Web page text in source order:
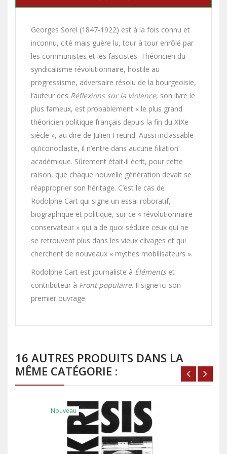
Georges Sorel (1847-1922) est à la fois connu et
inconnu, cité mais guère lu, tour à tour enrôlé par
les communistes et les fascistes. Théoricien du
syndicalisme révolutionnaire, hostile au
progressisme, adversaire résolu de la bourgeoisie,
l’auteur des Réflexions sur la violence, son livre le
plus fameux, est probablement « le plus grand
théoricien politique français depuis la fin du XIXe
siècle », au dire de Julien Freund. Aussi inclassable
qu’iconoclaste, il n’entre dans aucune filiation
académique. Sûrement était-il écrit, pour cette
raison, que chaque nouvelle génération devait se
réapproprier son héritage. C’est le cas de
Rodolphe Cart qui signe un essai roboratif,
biographique et politique, sur ce « révolutionnaire
conservateur » qui a de quoi séduire ceux qui ne
se retrouvent plus dans les vieux clivages et qui
cherchent de nouveaux « mythes mobilisateurs ».
Rodolphe Cart est journaliste à Élémentset
contributeur à Front populaire. Il signe ici son
premier ouvrage.
16 AUTRES PRODUITS DANS LA
MÊME CATÉGORIE :
Nouveau